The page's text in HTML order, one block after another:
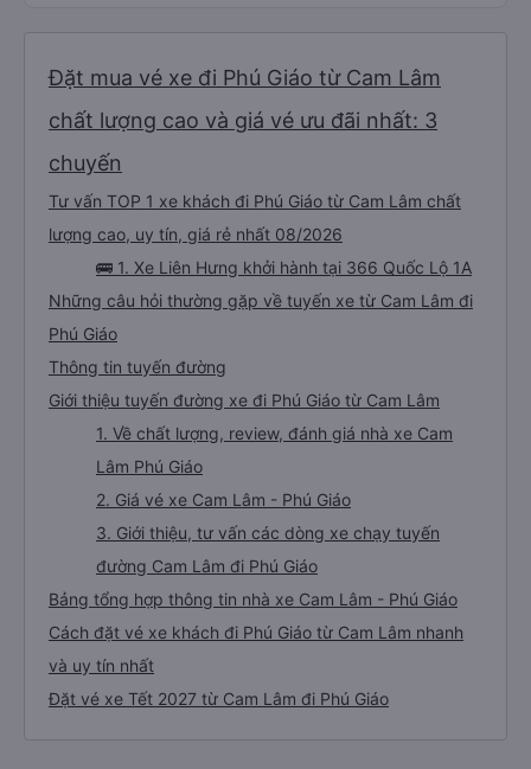
chọn công ty này và đặt chỗ ngồi VIP.
Đặt mua vé xe đi Phú Giáo từ Cam Lâm
chất lượng cao và giá vé ưu đãi nhất: 3
chuyến
Tư vấn TOP 1 xe khách đi Phú Giáo từ Cam Lâm chất
lượng cao, uy tín, giá rẻ nhất 08/2026
🚌 1. Xe Liên Hưng khởi hành tại 366 Quốc Lộ 1A
Những câu hỏi thường gặp về tuyến xe từ Cam Lâm đi
Phú Giáo
Thông tin tuyến đường
Giới thiệu tuyến đường xe đi Phú Giáo từ Cam Lâm
1. Về chất lượng, review, đánh giá nhà xe Cam
Lâm Phú Giáo
2. Giá vé xe Cam Lâm - Phú Giáo
3. Giới thiệu, tư vấn các dòng xe chạy tuyến
đường Cam Lâm đi Phú Giáo
Bảng tổng hợp thông tin nhà xe Cam Lâm - Phú Giáo
Cách đặt vé xe khách đi Phú Giáo từ Cam Lâm nhanh
và uy tín nhất
Đặt vé xe Tết 2027 từ Cam Lâm đi Phú Giáo